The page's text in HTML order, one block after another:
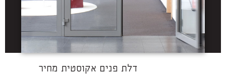
דלת פנים אקוסטית מחיר